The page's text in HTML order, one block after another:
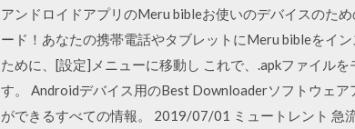
アンドロイドアプリのMeru bibleお使いのデバイスのた
ード！あなたの携帯電話やタブレットにMeru bibleをイ
ために、[設定]メニューに移動し これで、.apkファイル
す。 Androidデバイス用のBest Downloaderソフトウェ
ができるすべての情報。 2019/07/01 ミュートレント 急